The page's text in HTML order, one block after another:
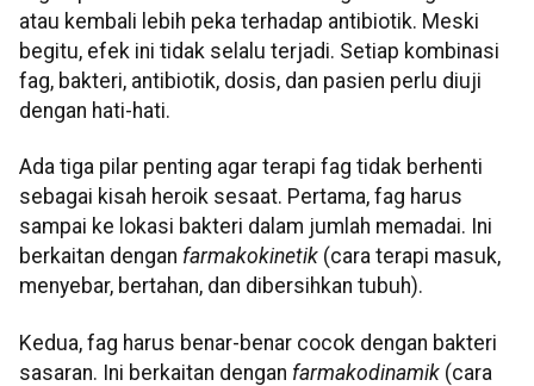
atau kembali lebih peka terhadap antibiotik. Meski
begitu, efek ini tidak selalu terjadi. Setiap kombinasi
fag, bakteri, antibiotik, dosis, dan pasien perlu diuji
dengan hati-hati.
Ada tiga pilar penting agar terapi fag tidak berhenti
sebagai kisah heroik sesaat. Pertama, fag harus
sampai ke lokasi bakteri dalam jumlah memadai. Ini
berkaitan dengan farmakokinetik (cara terapi masuk,
menyebar, bertahan, dan dibersihkan tubuh).
Kedua, fag harus benar-benar cocok dengan bakteri
sasaran. Ini berkaitan dengan farmakodinamik (cara